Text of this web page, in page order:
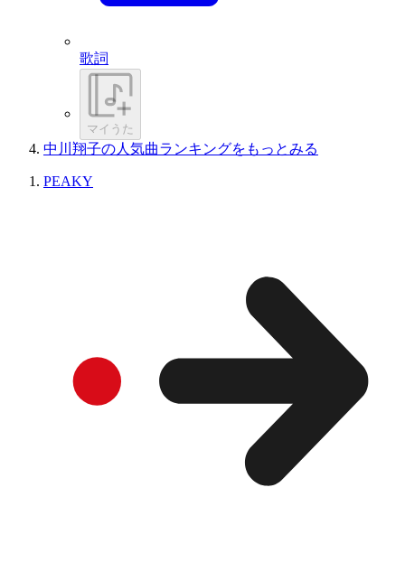
歌詞
マイうた
中川翔子の人気曲ランキングをもっとみる
PEAKY